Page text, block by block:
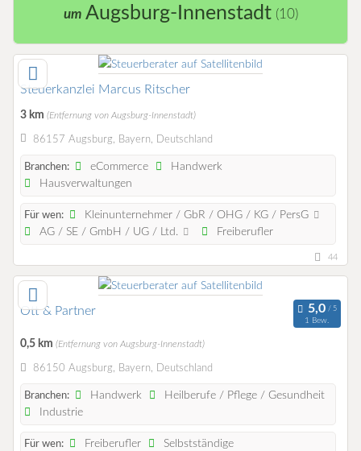
um Augsburg-Innenstadt (10)
Steuerkanzlei Marcus Ritscher
3 km (Entfernung von Augsburg-Innenstadt)
86157 Augsburg, Bayern, Deutschland
Branchen: eCommerce
Handwerk
Hausverwaltungen
Für wen:
Kleinunternehmer / GbR / OHG / KG / PersG
AG / SE / GmbH / UG / Ltd.
Freiberufler
44
Ott & Partner
1 Bew.
0,5 km (Entfernung von Augsburg-Innenstadt)
86150 Augsburg, Bayern, Deutschland
Branchen: Handwerk
Heilberufe / Pflege / Gesundheit
Industrie
Für wen: Freiberufler
Selbstständige